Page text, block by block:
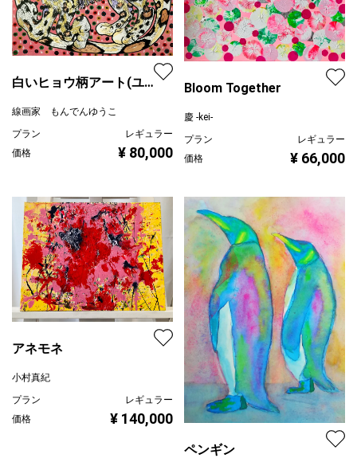
白いヒョウ柄アート(ユ
線画家 もんでんゆうこ
プラン
レギュラー
価格
¥ 80,000
Bloom Together
慶 -kei-
プラン
レギュラー
価格
¥ 66,000
アネモネ
小村真紀
プラン
レギュラー
価格
¥ 140,000
ペンギン